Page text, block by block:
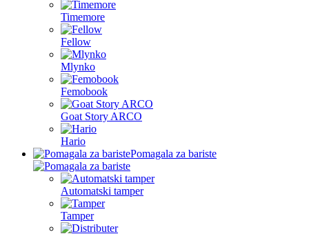
Timemore
Fellow
Mlynko
Femobook
Goat Story ARCO
Hario
Pomagala za bariste
Automatski tamper
Tamper